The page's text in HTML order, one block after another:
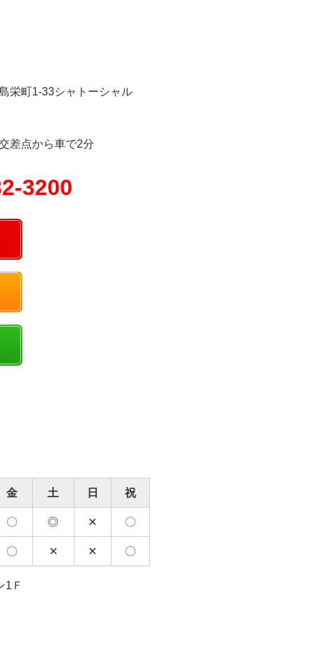
栄町1-33シャトーシャル
差点から車で2分
3200
金 土 日 祝
〇 ◎ ✕ 〇
〇 ✕ ✕ 〇
1Ｆ